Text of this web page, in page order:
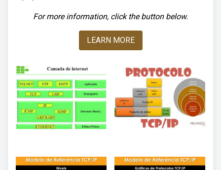
For more information, click the button below.
LEARN MORE